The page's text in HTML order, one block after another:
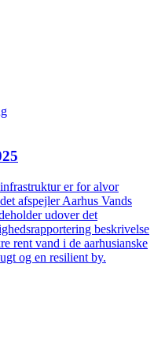
er for alvor
afspejler Aarhus Vands
udover det
beskrivelse
rent vand i de aarhusianske
og en resilient by.